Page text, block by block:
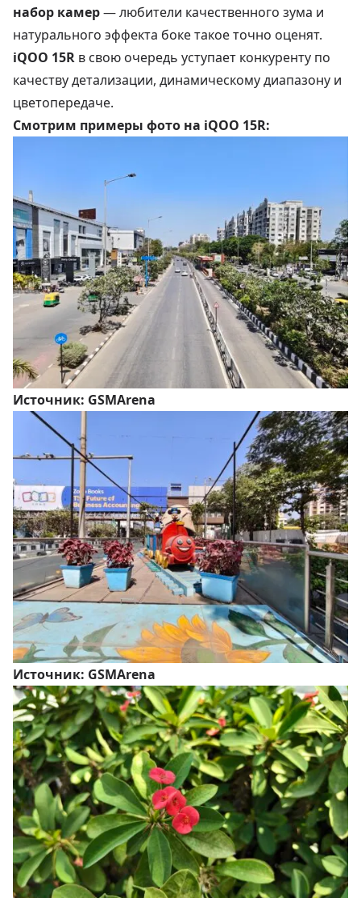
набор камер— любители качественного зума и
натурального эффекта боке такое точно оценят.
iQOO 15R в свою очередь уступает конкуренту по
качеству детализации, динамическому диапазону и
цветопередаче.
Смотрим примеры фото на iQOO 15R:
Источник: GSMArena
Источник: GSMArena